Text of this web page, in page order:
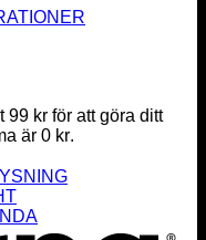
99 kr för att göra ditt
är 0 kr.